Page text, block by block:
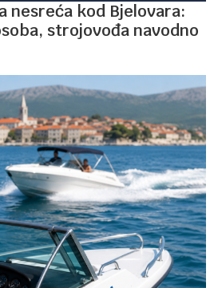
nesreća kod Bjelovara:
strojovođa navodno